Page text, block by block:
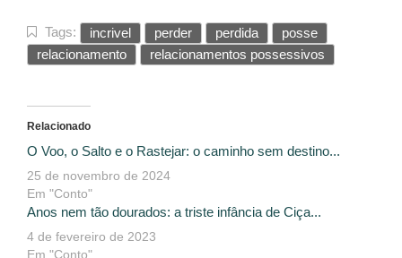
Tags: incrivel perder perdida
posse
relacionamento
relacionamentos possessivos
Relacionado
O Voo, o Salto e o Rastejar: o caminho sem destino...
25 de novembro de 2024
Em "Conto"
Anos nem tão dourados: a triste infância de Ciça...
4 de fevereiro de 2023
Em "Conto"